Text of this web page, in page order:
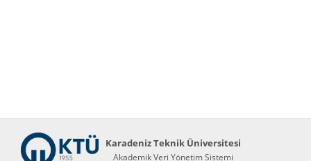
Karadeniz Teknik Üniversitesi
Akademik Veri Yönetim Sistemi